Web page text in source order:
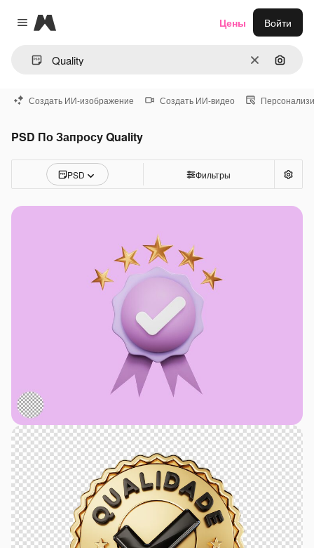
Close menu
Magnific
ОчиститьПоиск
Цены Войти
Создать ИИ-изображение Создать ИИ-видео
PSD По Запросу Quality
PSD Фильтры